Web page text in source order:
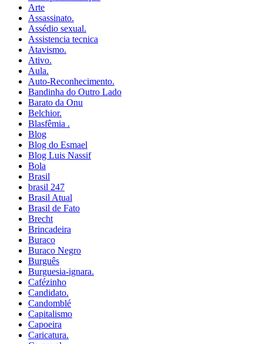
Arte
Assassinato.
Assédio sexual.
Assistencia tecnica
Atavismo.
Ativo.
Aula.
Auto-Reconhecimento.
Bandinha do Outro Lado
Barato da Onu
Belchior.
Blasfêmia .
Blog
Blog do Esmael
Blog Luis Nassif
Bola
Brasil
brasil 247
Brasil Atual
Brasil de Fato
Brecht
Brincadeira
Buraco
Buraco Negro
Burguês
Burguesia-ignara.
Cafézinho
Candidato.
Candomblé
Capitalismo
Capoeira
Caricatura.